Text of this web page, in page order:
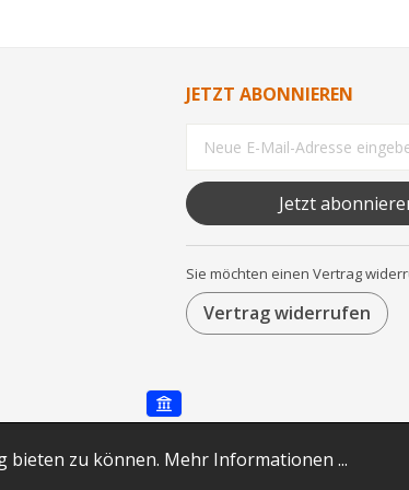
JETZT ABONNIEREN
Jetzt
Sie möchten einen Vertrag
Vertrag widerrufen
Versandkosten und ggf.
bieten zu können. Mehr Informationen ...